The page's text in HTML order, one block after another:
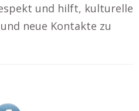
und hilft, kulturelle
neue Kontakte zu